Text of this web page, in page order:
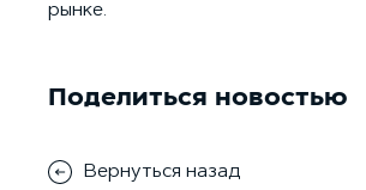
рынке.
Поделиться новостью
Вернуться назад